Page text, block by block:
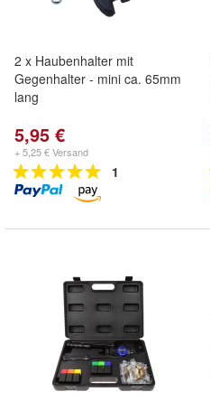
2 x Haubenhalter mit
Gegenhalter - mini ca. 65mm
lang
5,95 €
+ 5,25 € Versand
1